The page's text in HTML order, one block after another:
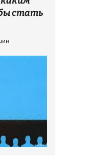
стать